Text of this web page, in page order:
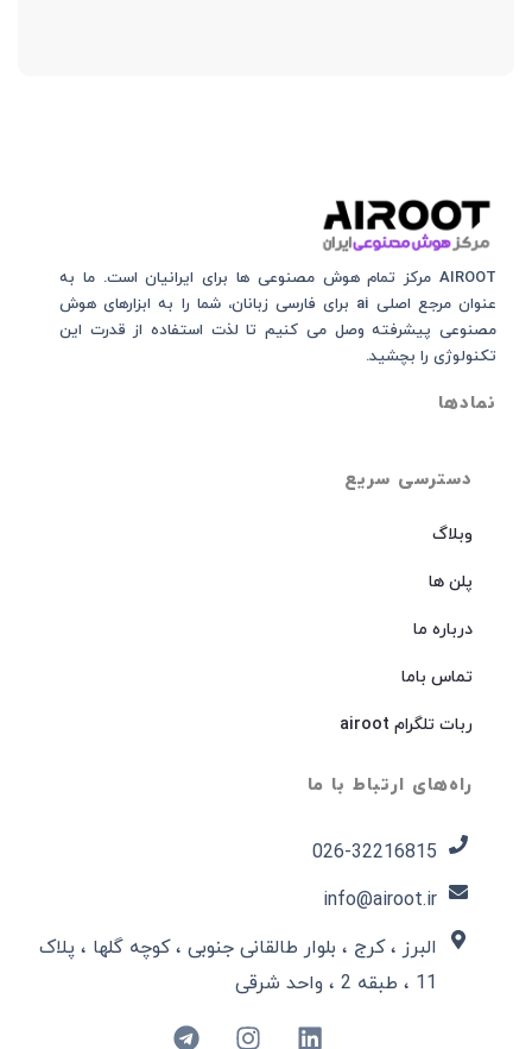
دسترسی سریع
وبلاگ
پلن ها
درباره ما
تماس باما
ربات تلگرام airoot
راه‌های ارتباط با ما
026-32216815​
info@airoot.ir
البرز ، کرج ، بلوار طالقانی جنوبی ، کوچه گلها ، پلاک
11 ، طبقه 2 ، واحد شرقی
AIROOT مرکز تمام هوش مصنوعی‌‌‌ ها برای ایرانیان است. ما به
عنوان مرجع اصلی ai برای فارسی زبانان، شما را به ابزارهای هوش
مصنوعی پیشرفته وصل می کنیم تا لذت استفاده از قدرت این
تکنولوژی را بچشید.
نمادها